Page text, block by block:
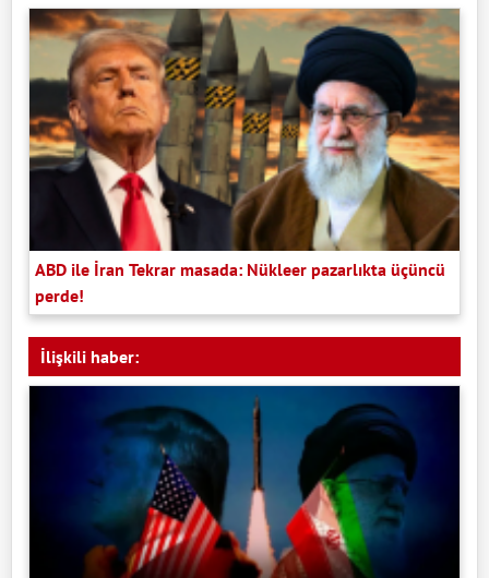
ABD ile İran Tekrar masada: Nükleer pazarlıkta üçüncü
perde!
İlişkili haber: